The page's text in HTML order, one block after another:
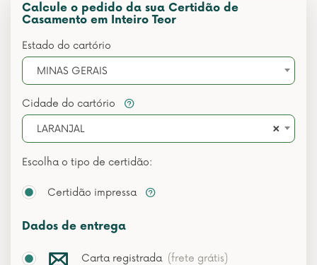
Calcule o pedido da sua Certidão de
Casamento em Inteiro Teor
Estado do cartório
MINAS GERAIS
Cidade do cartório
×
LARANJAL
Escolha o tipo de certidão:
Certidão impressa
Dados de entrega
Carta registrada (frete grátis)